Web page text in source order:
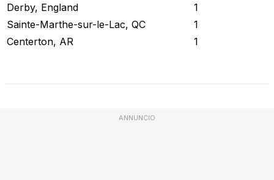
Derby, England
1
Sainte-Marthe-sur-le-Lac, QC
1
Centerton, AR
1
ANNUNCIO